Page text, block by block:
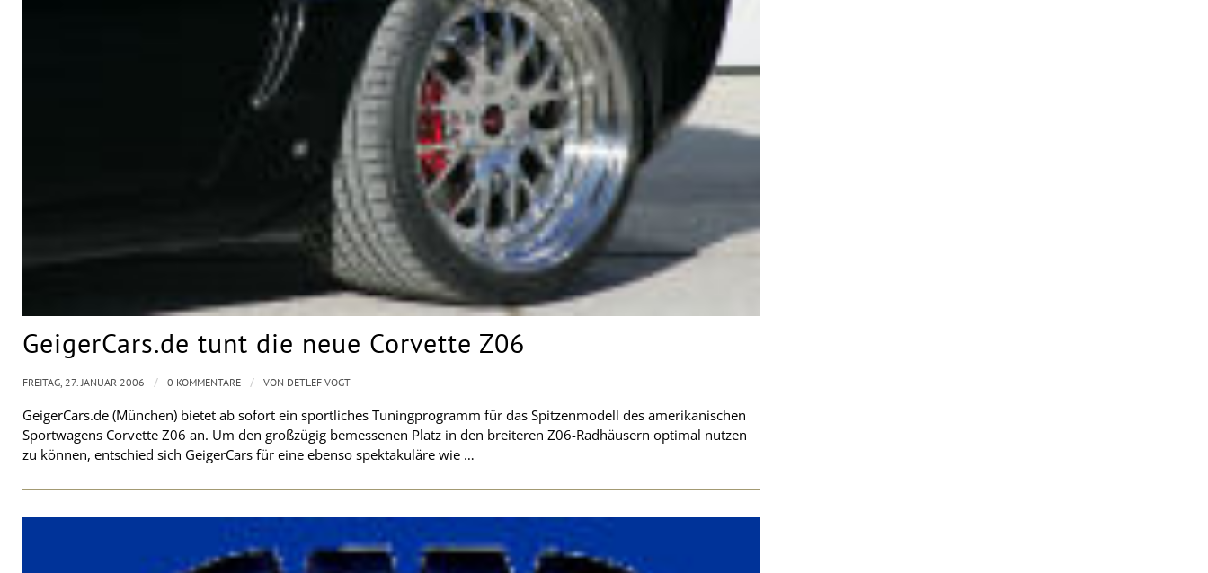
GeigerCars.de tunt die neue Corvette Z06
GeigerCars.de (München) bietet ab sofort ein sportliches Tuningprogramm für das Spitzenmodell des amerikanischen
Sportwagens Corvette Z06 an. Um den großzügig bemessenen Platz in den breiteren Z06-Radhäusern optimal nutzen
zu können, entschied sich GeigerCars für eine ebenso spektakuläre wie …
FREITAG, 27. JANUAR 2006 / 0 KOMMENTARE / VON DETLEF VOGT